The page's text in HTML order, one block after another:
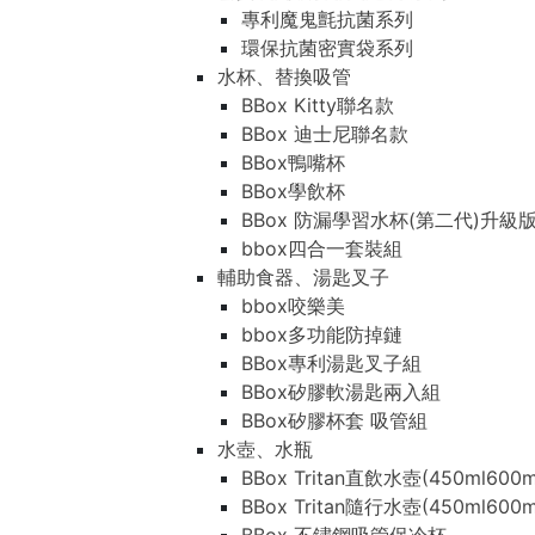
專利魔鬼氈抗菌系列
環保抗菌密實袋系列
水杯、替換吸管
BBox Kitty聯名款
BBox 迪士尼聯名款
BBox鴨嘴杯
BBox學飲杯
BBox 防漏學習水杯(第二代)升級版
bbox四合一套裝組
輔助食器、湯匙叉子
bbox咬樂美
bbox多功能防掉鏈
BBox專利湯匙叉子組
BBox矽膠軟湯匙兩入組
BBox矽膠杯套 吸管組
水壺、水瓶
BBox Tritan直飲水壺
BBox Tritan隨行水壺